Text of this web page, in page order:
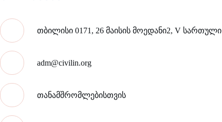
თბილისი 0171, 26 მაისის მოედანი2, V სართული
adm@civilin.org
თანამშრომლებისთვის